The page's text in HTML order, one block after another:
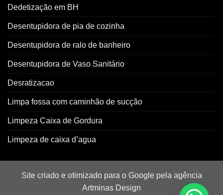
Dedetização em BH
Desentupidora de pia de cozinha
Desentupidora de ralo de banheiro
Desentupidora de Vaso Sanitário
Desratizacao
Limpa fossa com caminhão de sucção
Limpeza Caixa de Gordura
Limpeza de caixa d’agua
Site criado e otimizado para o Google pela agência
Artminas Design